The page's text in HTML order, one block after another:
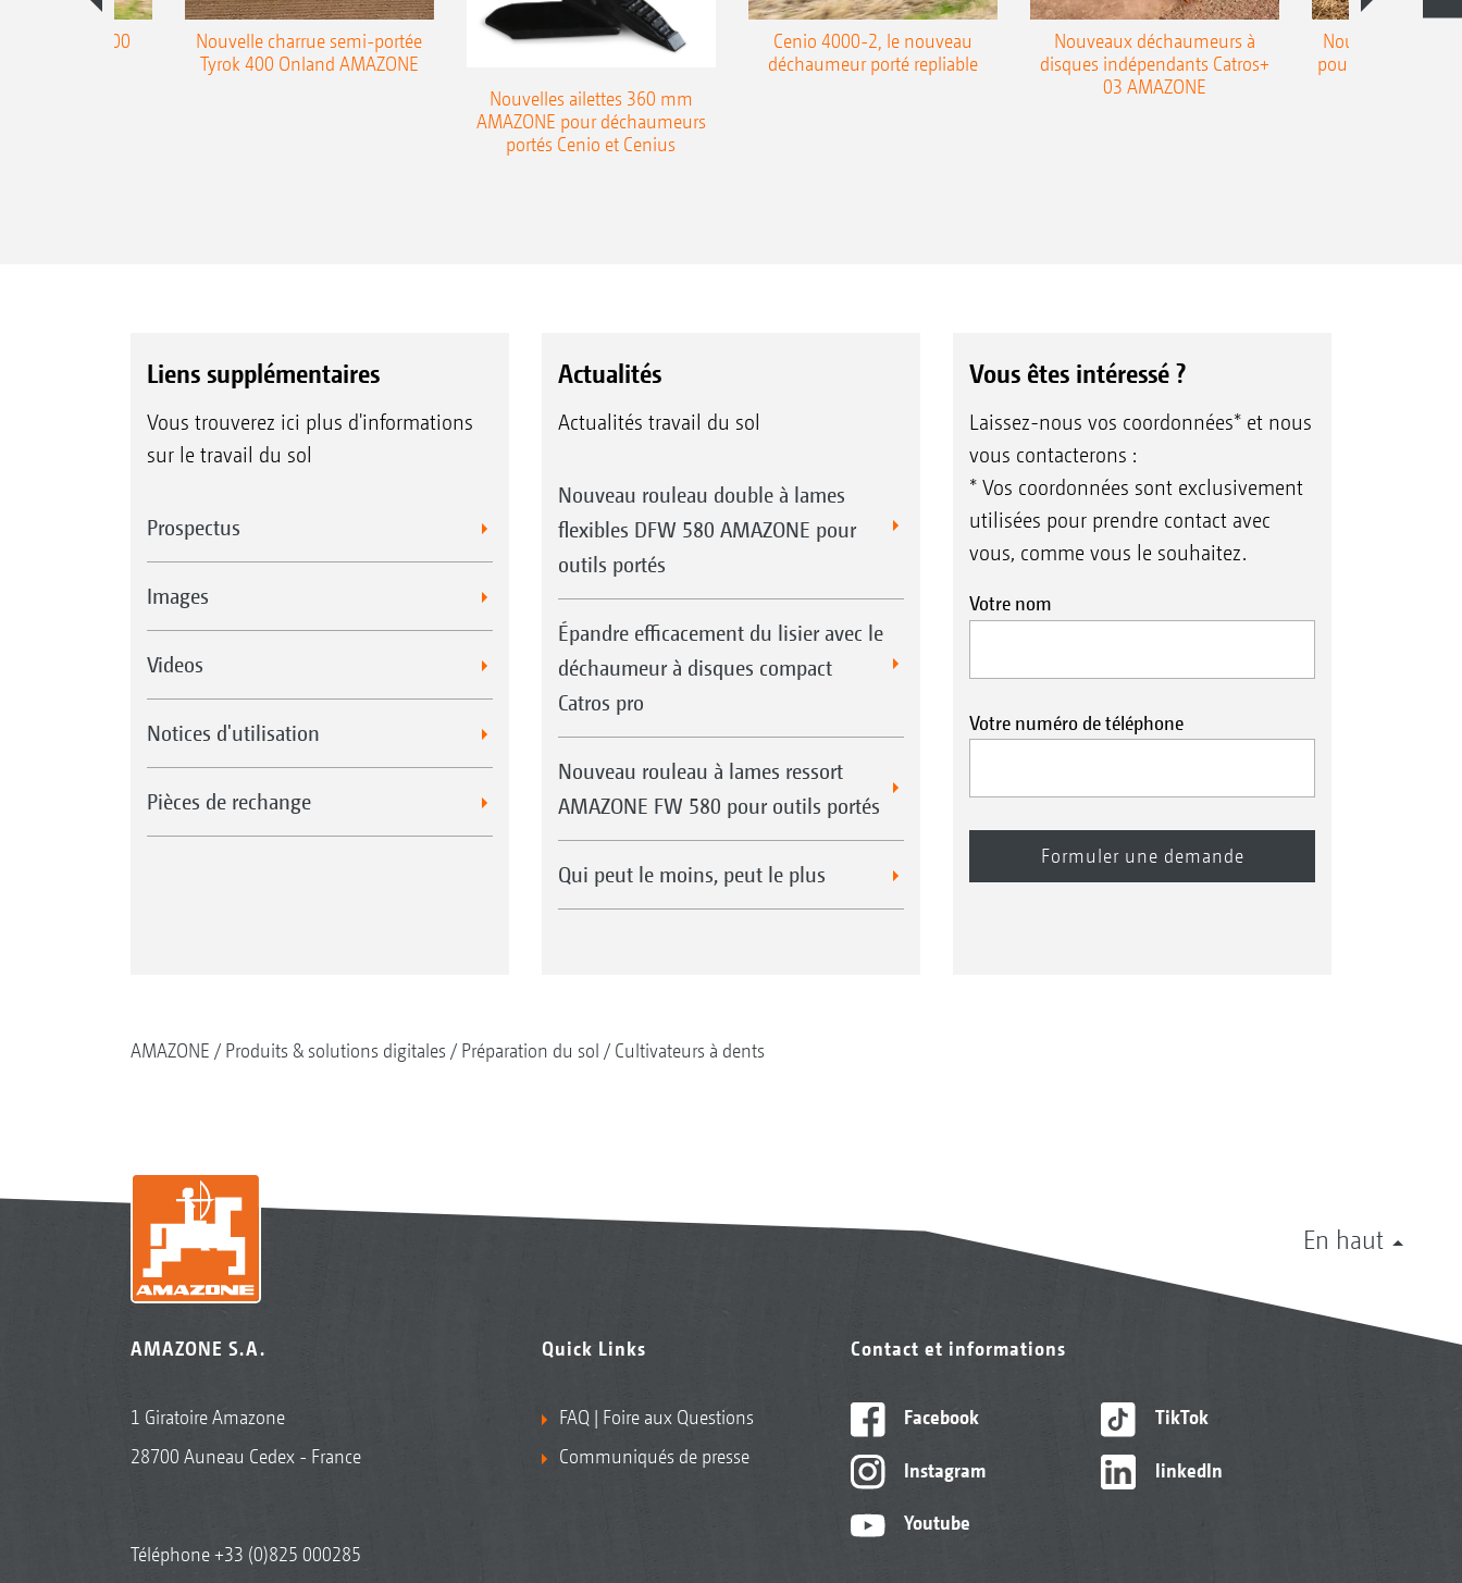
Teres 300
Nouvelle charrue semi-portée
Tyrok 400 Onland AMAZONE
Nouvelles ailettes 360 mm
AMAZONE pour déchaumeurs
portés Cenio et Cenius
Cenio 4000-2, le nouveau
déchaumeur porté repliable
Nouveaux déchaumeurs à
disques indépendants Catros+
03 AMAZONE
Nouvelle double
pour le
Liens supplémentaires
Vous trouverez ici plus d'informations
sur le travail du sol
Prospectus
Images
Videos
Notices d'utilisation
Pièces de rechange
Actualités
Actualités travail du sol
Nouveau rouleau double à lames
flexibles DFW 580 AMAZONE pour
outils portés
Épandre efficacement du lisier avec le
déchaumeur à disques compact
Catros pro
Nouveau rouleau à lames ressort
AMAZONE FW 580 pour outils portés
Qui peut le moins, peut le plus
Vous êtes intéressé ?
Laissez-nous vos coordonnées* et nous
vous contacterons :
* Vos coordonnées sont exclusivement
utilisées pour prendre contact avec
vous, comme vous le souhaitez.
Votre nom
Votre numéro de téléphone
AMAZONE Produits & solutions digitales Préparation du sol Cultivateurs à dents
En haut
AMAZONE S.A.
1 Giratoire Amazone
28700 Auneau Cedex - France
Téléphone+33 (0)825 000285
Quick Links
FAQ | Foire aux Questions
Communiqués de presse
Contact et informations
Facebook
Instagram
Youtube
TikTok
linkedIn